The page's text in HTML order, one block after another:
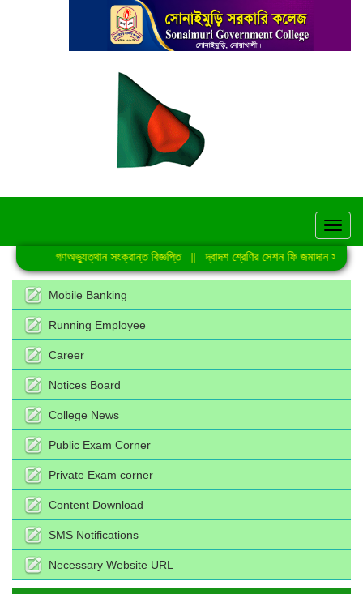
জুলাই গণঅভ্যুত্থান সংক্রান্ত বিজ্ঞপ্তি|| দ্বাদশ শ্রেণির সেশন ফি জমাদান সংক্রান্ত
Mobile Banking
Running Employee
Career
Notices Board
College News
Public Exam Corner
Private Exam corner
Content Download
SMS Notifications
Necessary Website URL